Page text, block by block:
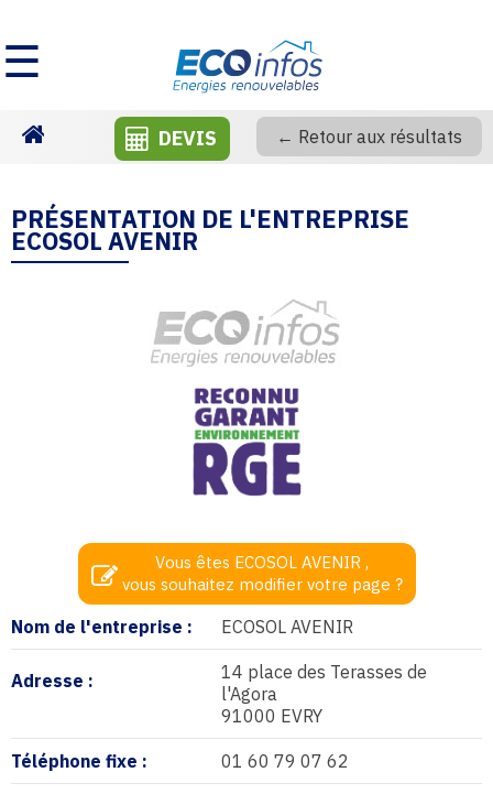
☰
DEVIS ← Retour aux résultats
PRÉSENTATION DE L'ENTREPRISE
ECOSOL AVENIR
Nom de l'entreprise : ECOSOL AVENIR
Adresse :
14 place des Terasses de
l'Agora
91000 EVRY
Téléphone fixe : 01 60 79 07 62
Vous êtes ECOSOL AVENIR ,
vous souhaitez modifier votre page ?